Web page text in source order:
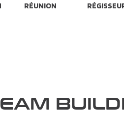
RÉUNION